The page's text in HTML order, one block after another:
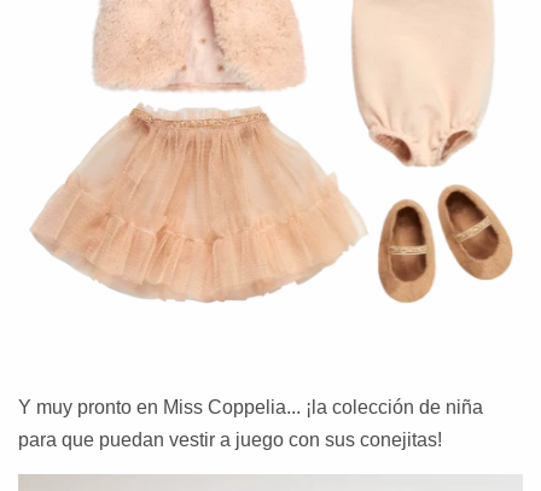
Y muy pronto en Miss Coppelia... ¡la colección de niña
para que puedan vestir a juego con sus conejitas!